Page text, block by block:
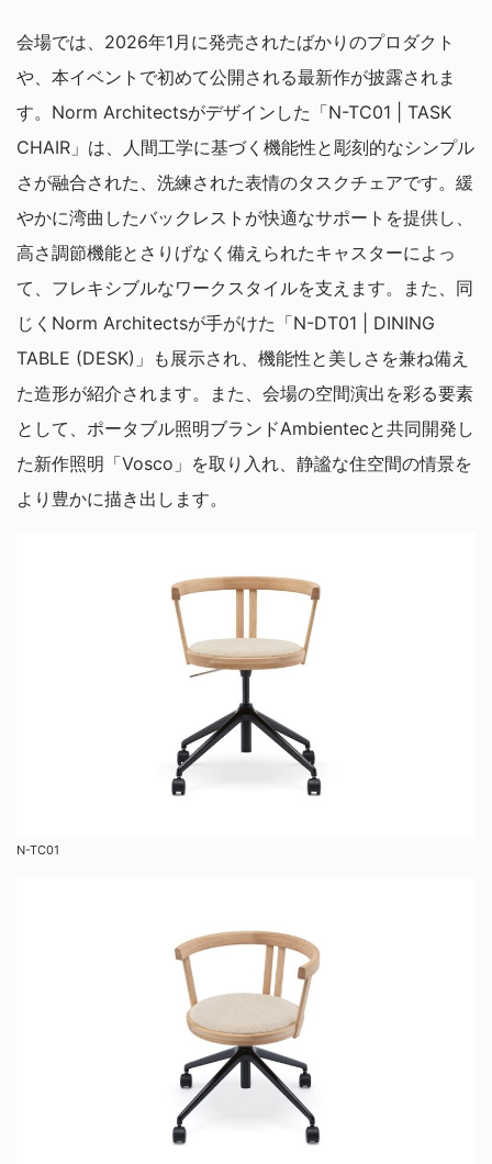
会場では、2026年1月に発売されたばかりのプロダクト
や、本イベントで初めて公開される最新作が披露されま
す。Norm Architectsがデザインした「N-TC01 | TASK
CHAIR」は、人間工学に基づく機能性と彫刻的なシンプル
さが融合された、洗練された表情のタスクチェアです。緩
やかに湾曲したバックレストが快適なサポートを提供し、
高さ調節機能とさりげなく備えられたキャスターによっ
て、フレキシブルなワークスタイルを支えます。また、同
じくNorm Architectsが手がけた「N-DT01 | DINING
TABLE (DESK)」も展示され、機能性と美しさを兼ね備え
た造形が紹介されます。
また、会場の空間演出を彩る要素
として、ポータブル照明ブランドAmbientecと共同開発し
た新作照明「Vosco 」を取り入れ、静謐な住空間の情景を
より豊かに描き出します。
N-TC01